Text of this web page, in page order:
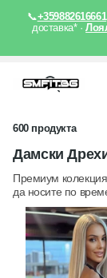
📞+359882616661
доставка* ·
600 продукта
Дамски
Премиум
да носите по